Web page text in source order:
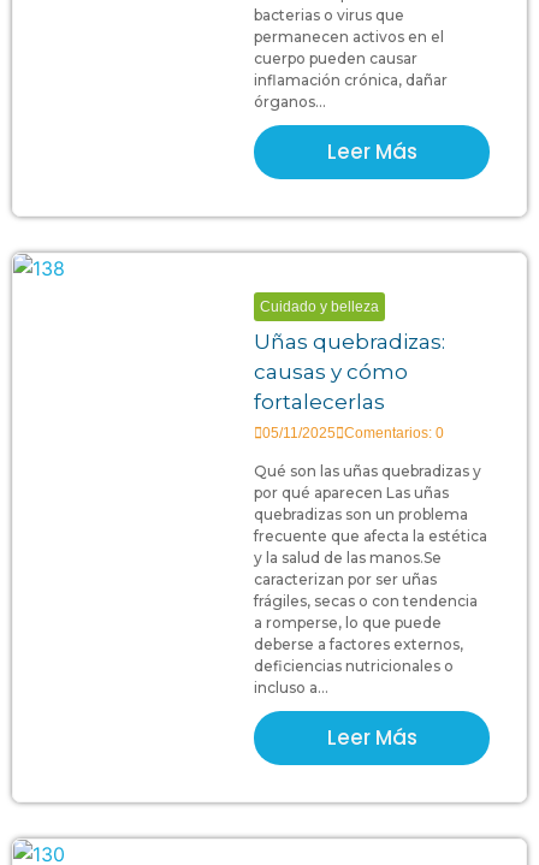
bacterias o virus que
permanecen activos en el
cuerpo pueden causar
inflamación crónica, dañar
órganos...
Leer Más
Cuidado y belleza
Uñas quebradizas:
causas y cómo
fortalecerlas
05/11/2025 Comentarios: 0
Qué son las uñas quebradizas y
por qué aparecen Las uñas
quebradizas son un problema
frecuente que afecta la estética
y la salud de las manos.Se
caracterizan por ser uñas
frágiles, secas o con tendencia
a romperse, lo que puede
deberse a factores externos,
deficiencias nutricionales o
incluso a...
Leer Más